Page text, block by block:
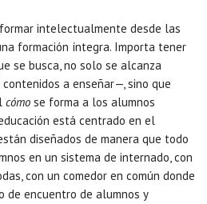
intelectualmente desde las
formación íntegra. Importa tener
se busca, no solo se alcanza
a enseñar—, sino que
cómo se forma a los alumnos
está centrado en el
diseñados de manera que todo
en un sistema de internado, con
con un comedor en común donde
de encuentro de alumnos y